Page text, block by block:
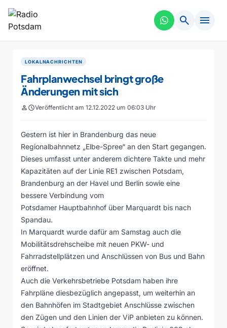
search menu
LOKALNACHRICHTEN
Fahrplanwechsel bringt große
Änderungen mit sich
personscheduleVeröffentlicht am 12.12.2022 um 06:03 Uhr
Gestern ist hier in Brandenburg das neue
Regionalbahnnetz „Elbe-Spree“ an den Start gegangen.
Dieses umfasst unter anderem dichtere Takte und mehr
Kapazitäten auf der Linie RE1 zwischen Potsdam,
Brandenburg an der Havel und Berlin sowie eine
bessere Verbindung vom
Potsdamer Hauptbahnhof über Marquardt bis nach
Spandau.
In Marquardt wurde dafür am Samstag auch die
Mobilitätsdrehscheibe mit neuen PKW- und
Fahrradstellplätzen und Anschlüssen von Bus und Bahn
eröffnet.
Auch die Verkehrsbetriebe Potsdam haben ihre
Fahrpläne diesbezüglich angepasst, um weiterhin an
den Bahnhöfen im Stadtgebiet Anschlüsse zwischen
den Zügen und den Linien der ViP anbieten zu können.